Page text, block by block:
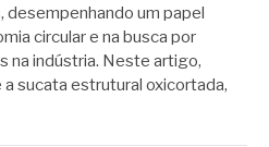
desempenhando um papel
circular e na busca por
na indústria. Neste artigo,
sucata estrutural oxicortada,